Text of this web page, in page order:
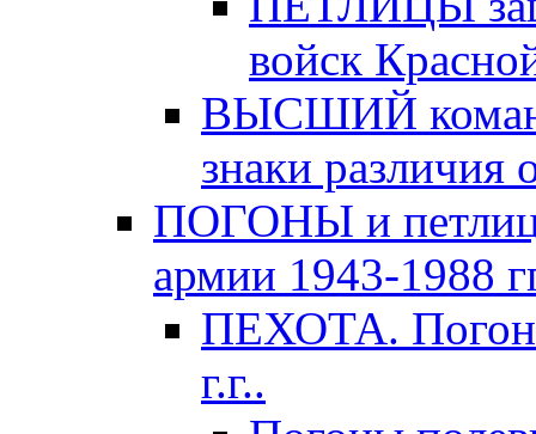
войск
ВЫСШИЙ
знаки различия
ПОГОНЫ и
армии 1943-1988
ПЕХОТА.
г.г..